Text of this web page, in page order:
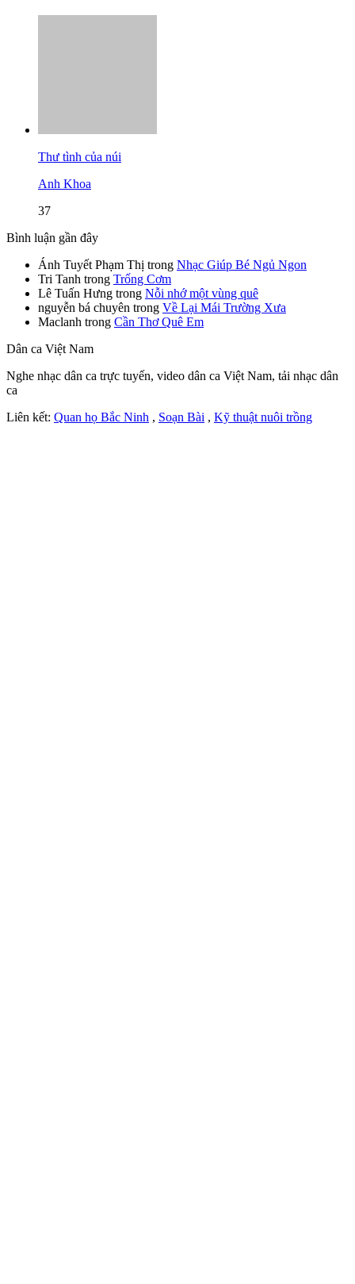
Thư tình của núi
Anh Khoa
37
Bình luận gần đây
Ánh Tuyết Phạm Thị trong Nhạc Giúp Bé Ngủ Ngon
Tri Tanh trong Trống Cơm
Lê Tuấn Hưng trong Nỗi nhớ một vùng quê
nguyễn bá chuyên trong Về Lại Mái Trường Xưa
Maclanh trong Cần Thơ Quê Em
Dân ca Việt Nam
Nghe nhạc dân ca trực tuyến, video dân ca Việt Nam, tải nhạc dân
ca
Liên kết: Quan họ Bắc Ninh , Soạn Bài , Kỹ thuật nuôi trồng